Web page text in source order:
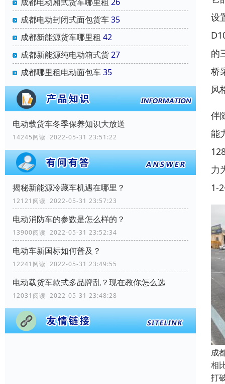
成都电动封闭式面包货车35
成都新能源货车哪里租 42
成都新能源纯电动箱式货27
成都哪里租电动面包车35
电动载货车冬季保养知识大放送
14245阅读 2022-05-31 23:51:22
揭秘新能源冷藏车机遇在哪里？
12121阅读 2022-05-31 23:57:23
电动消防车的参数是怎么样的？
13900阅读 2022-05-31 23:52:34
电动车新国标如何普及？
12241阅读 2022-05-31 23:49:55
电动载货车款式多品牌乱？现在教你怎么选
12031阅读 2022-05-31 23:48:28
设
的
桥
风
伴
能
力
1-
成
相
打